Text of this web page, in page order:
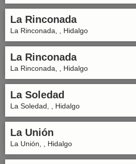
La Rinconada
La Rinconada, , Hidalgo
La Rinconada
La Rinconada, , Hidalgo
La Soledad
La Soledad, , Hidalgo
La Unión
La Unión, , Hidalgo